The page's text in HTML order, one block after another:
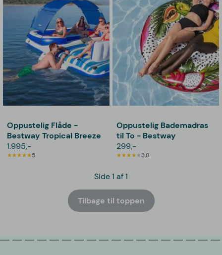
Oppustelig Flåde -
Bestway Tropical Breeze
1.995,-
5
Oppustelig Bademadras
til To - Bestway
299,-
3,8
Side 1 af 1
Tilbage til toppen